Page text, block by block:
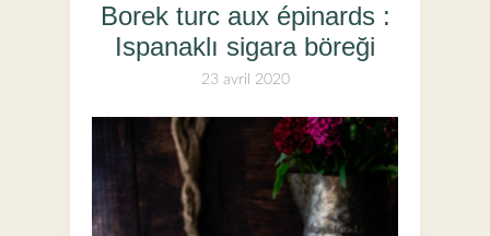
Borek turc aux épinards :
Ispanaklı sigara böreği
23 avril 2020